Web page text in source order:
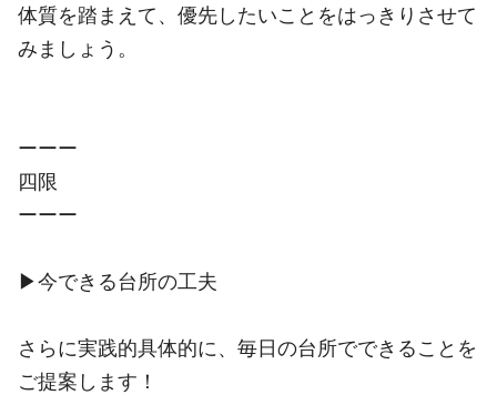
体質を踏まえて、優先したいことをはっきりさせて
みましょう。
ーーー
四限
ーーー
▶︎今できる台所の工夫
さらに実践的具体的に、毎日の台所でできることを
ご提案します！